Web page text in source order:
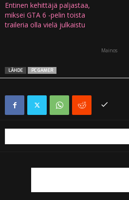
Entinen kehittäjä paljastaa,
miksei GTA 6 -pelin toista
traileria olla vielä julkaistu
Mainos
LÄHDE PC GAMER